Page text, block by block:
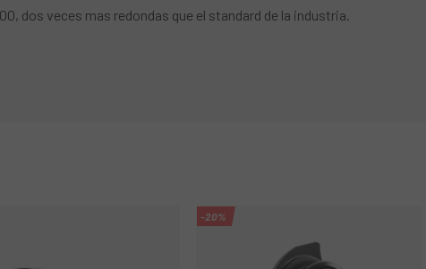
dos veces mas redondas que el standard de la industria.
-20%